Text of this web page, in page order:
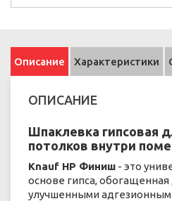
Описание Характеристики
ОПИСАНИЕ
Шпаклевка гипсовая
потолков внутри
Knauf НР Финиш - это
основе гипса,
улучшенными